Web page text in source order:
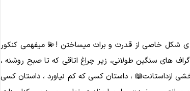
نیست ، میفهمی همه سختی هات داشتن ی شکل خاصی از قدرت و برات میساختن !💫 میفهمی کنکور
یه عالمه پاراگراف های سنگین طولانی، زیر چراغ اتاقی که تا صبح روشنه ،
، داستان كسى كه كم نياورد ، داستان کسی